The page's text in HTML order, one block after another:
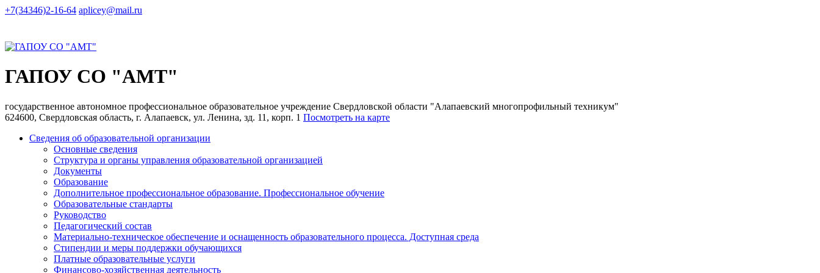
+7(34346)2-16-64 aplicey@mail.ru
ГАПОУ СО "АМТ"
государственное автономное профессиональное образовательное учреждение Свердловской области "Алапаевский многопрофильный техникум"
624600, Свердловская область, г. Алапаевск, ул. Ленина, зд. 11, корп. 1 Посмотреть на карте
Сведения об образовательной организации
Основные сведения
Структура и органы управления образовательной организацией
Документы
Образование
Дополнительное профессиональное образование. Профессиональное обучение
Образовательные стандарты
Руководство
Педагогический состав
Материально-техническое обеспечение и оснащенность образовательного процесса. Доступная среда
Стипендии и меры поддержки обучающихся
Платные образовательные услуги
Финансово-хозяйственная деятельность